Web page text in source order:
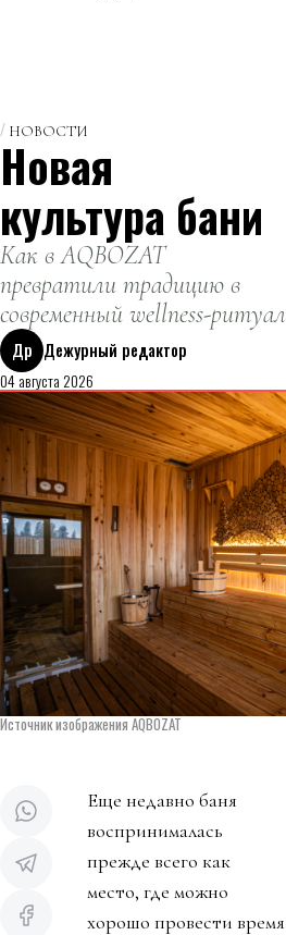
НОВОСТИ
Новая
культура бани
Как в AQBOZAT
превратили традицию в
современный wellness-ритуал
Др Дежурный редактор
04 августа 2026
Источник изображения AQBOZAT
Еще недавно баня
воспринималась
прежде всего как
место, где можно
хорошо провести время